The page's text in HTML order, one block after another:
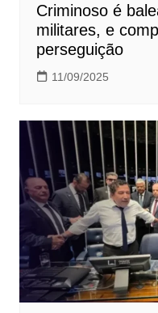
Criminoso é
militares, e
perseguição
11/09/2025